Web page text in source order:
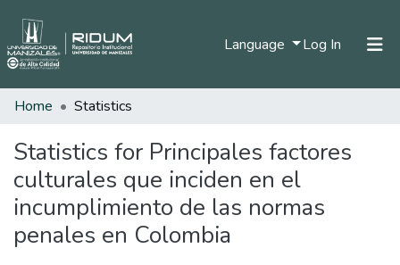
Language Log In (current)
Communities & Collections
All of DSpace
Home Statistics
Statistics for Principales factores
culturales que inciden en el
incumplimiento de las normas
penales en Colombia